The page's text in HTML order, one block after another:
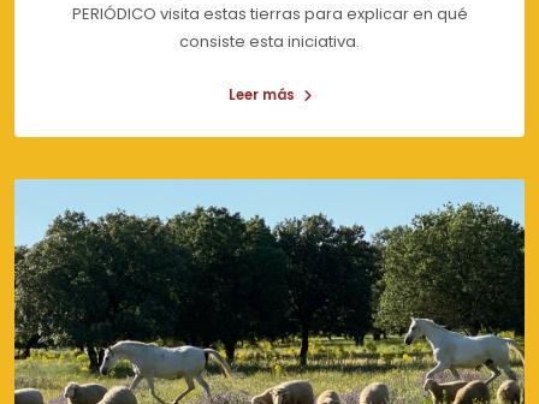
PERIÓDICO visita estas tierras para explicar en qué
consiste esta iniciativa.
Leer más